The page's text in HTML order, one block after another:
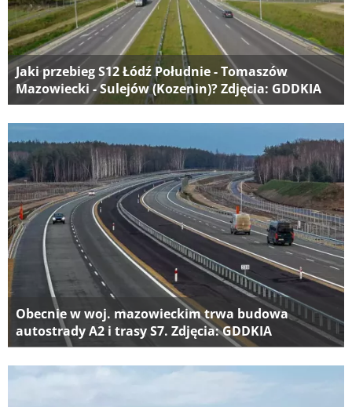
Jaki przebieg S12 Łódź Południe - Tomaszów
Mazowiecki - Sulejów (Kozenin)? Zdjęcia: GDDKIA
Obecnie w woj. mazowieckim trwa budowa
autostrady A2 i trasy S7. Zdjęcia: GDDKIA